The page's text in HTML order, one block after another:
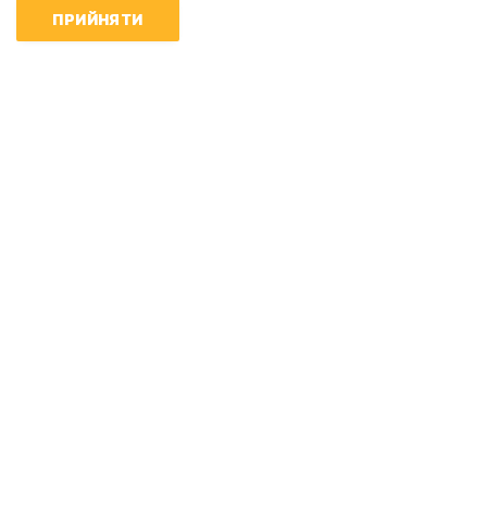
ПРИЙНЯТИ